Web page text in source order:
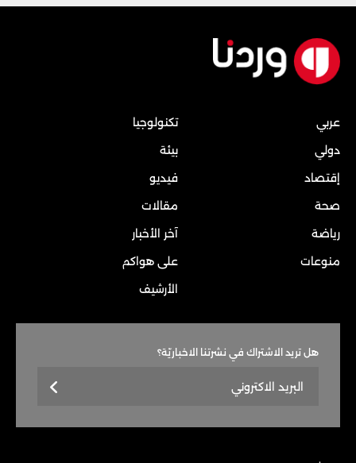
عربي
دولي
إقتصاد
صحة
رياضة
منوعات
تكنولوجيا
بيئة
فيديو
مقالات
آخر الأخبار
على هواكم
الأرشيف
هل تريد الاشتراك في نشرتنا الاخباريّة؟